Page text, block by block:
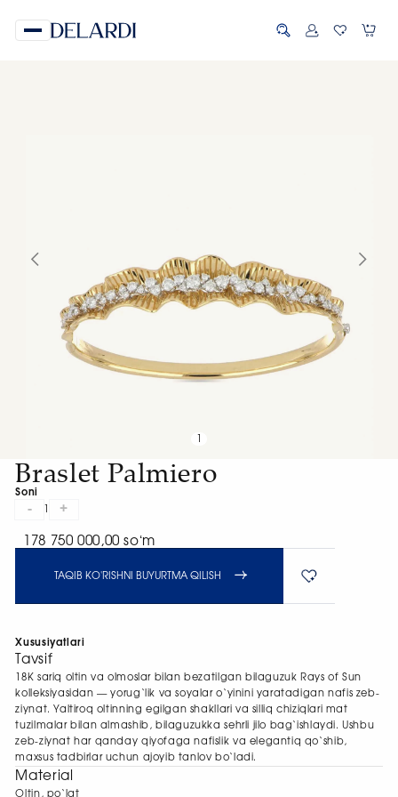
Braslet Palmiero
Soni
- +
178 750 000,00 soʻm
TAQIB KO'RISHNI BUYURTMA QILISH
Xususiyatlari
Tavsif
18K sariq oltin va olmoslar bilan bezatilgan bilaguzuk Rays of Sun
kolleksiyasidan — yorug‘lik va soyalar o‘yinini yaratadigan nafis zeb-
ziynat. Yaltiroq oltinning egilgan shakllari va silliq chiziqlari mat
tuzilmalar bilan almashib, bilaguzukka sehrli jilo bag‘ishlaydi. Ushbu
zeb-ziynat har qanday qiyofaga nafislik va elegantiq qo‘shib,
maxsus tadbirlar uchun ajoyib tanlov bo‘ladi.
Material
Oltin, po‘lat